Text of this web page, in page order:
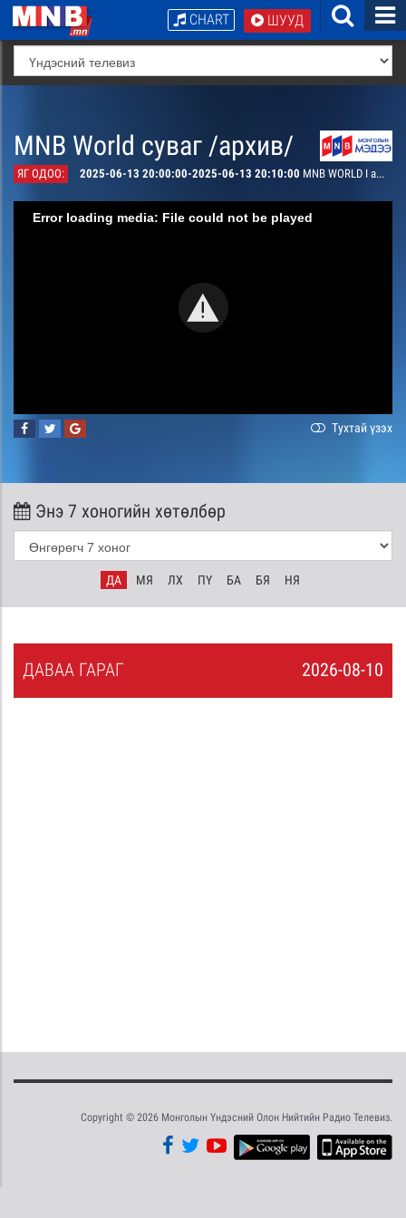
ШУУД
CHART
MNB World суваг /архив/
ЯГ ОДОО: 2025-06-13 20:00:00-2025-06-13 20:10:00 MNB WORLD I am Mongolian, Shurentsetseg
Error loading media: File could not be played
Тухтай үзэх
Энэ 7 хоногийн хөтөлбөр
ДА МЯ ЛХ ПҮ БА БЯ НЯ
2026-08-10
ДАВАА ГАРАГ
Copyright © 2026 Монголын Үндэсний Олон Нийтийн Радио Телевиз.